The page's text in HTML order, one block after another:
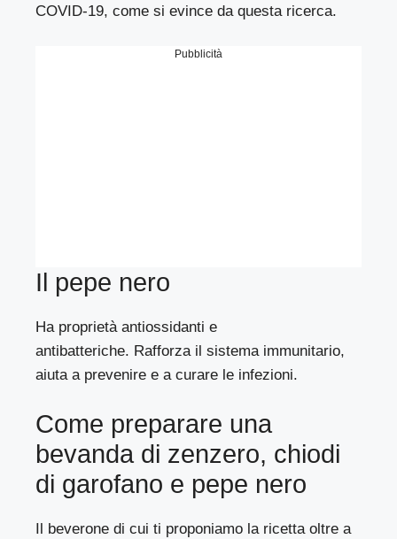
COVID-19, come si evince da questa ricerca.
Pubblicità
Il pepe nero
Ha proprietà antiossidanti e
antibatteriche. Rafforza il sistema immunitario,
aiuta a prevenire e a curare le infezioni.
Come preparare una
bevanda di zenzero, chiodi
di garofano e pepe nero
Il beverone di cui ti proponiamo la ricetta oltre a